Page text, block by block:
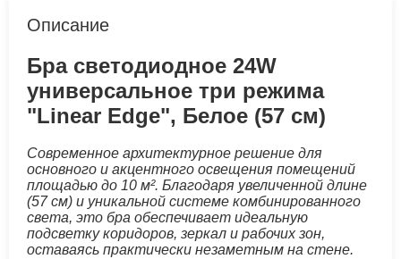
Описание
Бра светодиодное 24W
универсальное три режима
"Linear Edge", Белое (57 см)
Современное архитектурное решение для
основного и акцентного освещения помещений
площадью до 10 м². Благодаря увеличенной длине
(57 см) и уникальной системе комбинированного
света, это бра обеспечивает идеальную
подсветку коридоров, зеркал и рабочих зон,
оставаясь практически незаметным на стене.